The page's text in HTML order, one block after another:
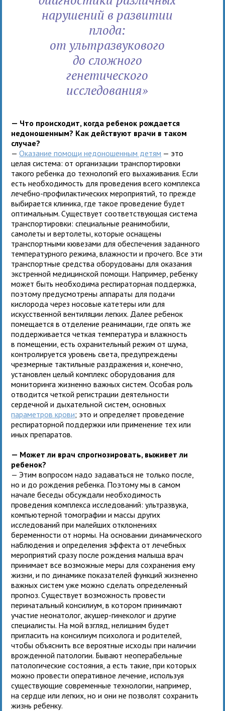
нарушений в развитии
плода:
от ультразвукового
до сложного
генетического
исследования»
— Что происходит, когда ребенок рождается
недоношенным? Как действуют врачи в таком
случае?
—Оказание помощи недоношенным детям — это
целая система: от организации транспортировки
такого ребенка до технологий его выхаживания. Если
есть необходимость для проведения всего комплекса
лечебно-профилактических мероприятий, то прежде
выбирается клиника, где такое проведение будет
оптимальным. Существует соответствующая система
транспортировки: специальные реанимобили,
самолеты и вертолеты, которые оснащены
транспортными кювезами для обеспечения заданного
температурного режима, влажности и прочего. Все эти
транспортные средства оборудованы для оказания
экстренной медицинской помощи. Например, ребенку
может быть необходима респираторная поддержка,
поэтому предусмотрены аппараты для подачи
кислорода через носовые катетеры или для
искусственной вентиляции легких. Далее ребенок
помещается в отделение реанимации, где опять же
поддерживается четкая температура и влажность
в помещении, есть охранительный режим от шума,
контролируется уровень света, предупреждены
чрезмерные тактильные раздражения и, конечно,
установлен целый комплекс оборудования для
мониторинга жизненно важных систем. Особая роль
отводится четкой регистрации деятельности
сердечной и дыхательной систем, основных
параметров крови; это и определяет проведение
респираторной поддержки или применение тех или
иных препаратов.
— Может ли врач спрогнозировать, выживет ли
ребенок?
— Этим вопросом надо задаваться не только после,
но и до рождения ребенка. Поэтому мы в самом
начале беседы обсуждали необходимость
проведения комплекса исследований: ультразвука,
компьютерной томографии и массы других
исследований при малейших отклонениях
беременности от нормы. На основании динамического
наблюдения и определения эффекта от лечебных
мероприятий сразу после рождения малыша врач
принимает все возможные меры для сохранения ему
жизни, и по динамике показателей функций жизненно
важных систем уже можно сделать определенный
прогноз. Существует возможность провести
перинатальный консилиум, в котором принимают
участие неонатолог, акушер-гинеколог и другие
специалисты. На мой взгляд, нелишним будет
пригласить на консилиум психолога и родителей,
чтобы объяснить все вероятные исходы при наличии
врожденной патологии. Бывают неоперабельные
патологические состояния, а есть такие, при которых
можно провести оперативное лечение, используя
существующие современные технологии, например,
на сердце или легких, но и они не позволят сохранить
жизнь ребенку.